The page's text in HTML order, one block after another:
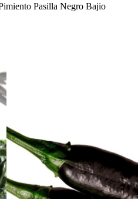
Pasilla Negro Bajio